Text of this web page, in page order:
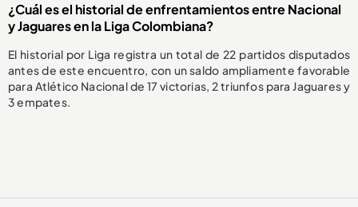
¿Cuál es el historial de enfrentamientos entre Nacional
y Jaguares en la Liga Colombiana?
El historial por Liga registra un total de 22 partidos disputados
antes de este encuentro, con un saldo ampliamente favorable
para Atlético Nacional de 17 victorias, 2 triunfos para Jaguares y
3 empates.